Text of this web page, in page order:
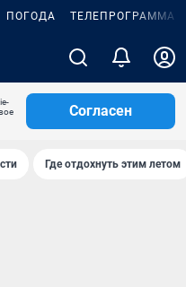
ПОГОДА ТЕЛЕПРОГРАММА
Согласен
Где отдохнуть этим летом